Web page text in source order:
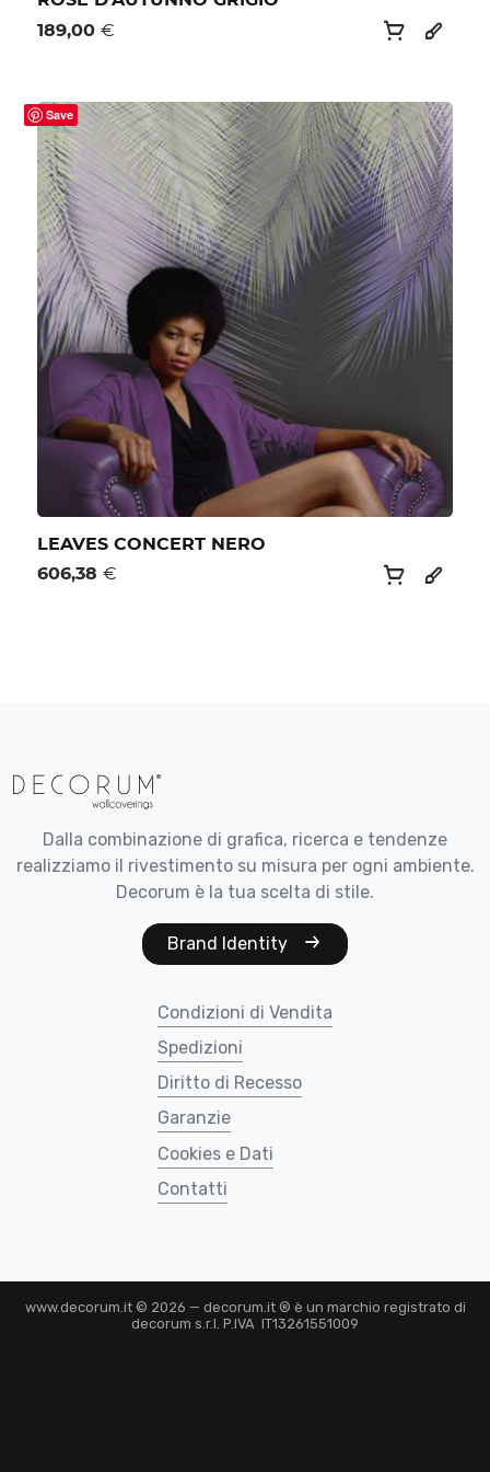
189,00€
Save
LEAVES CONCERT NERO
606,38€
Dalla combinazione di grafica, ricerca e tendenze
realizziamo il rivestimento su misura per ogni ambiente.
Decorum è la tua scelta di stile.
Brand Identity
Condizioni di Vendita
Spedizioni
Diritto di Recesso
Garanzie
Cookies e Dati
Contatti
www.decorum.it © 2026 — decorum.it ® è un marchio registrato di
decorum s.r.l. P.IVA IT13261551009